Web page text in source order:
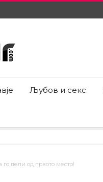
Љубов и секс
дели од првото место!